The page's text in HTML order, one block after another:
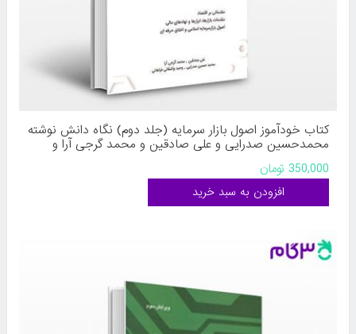
کتاب خودآموز اصول بازار سرمایه (جلد دوم) نگاه دانش نوشته
محمدحسین صدرایی و علی صادقین و محمد گرجی آرا و
وحید واشقانی فراهانی
350,000 تومان